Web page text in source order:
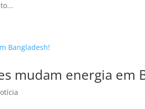
mudam energia em